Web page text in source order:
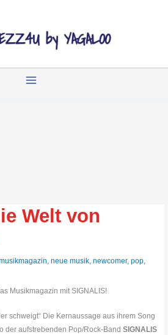
Welt von
,neue musik ,newcomer,pop
Musikmagazin mit SIGNALIS!
schweigt“ Die Kernaussage aus ihrem Song
der aufstrebenden Pop/Rock-BandSIGNALIS